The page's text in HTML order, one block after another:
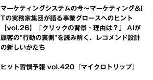
マーケティングシステムの今～マーケティング＆I
Tの実務家集団が語る事業グロースへのヒント
【vol.26】「クリックの背景・理由は？」 AIが
顧客の"行動の裏側"を読み解く、レコメンド設計
の新しいかたち
ヒット習慣予報 vol.420『マイクロトリップ』